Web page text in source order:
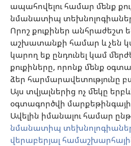
ապահովելու համար մենք
նմանատիպ տեխնոլոգիաներ
Որոշ քուքիներ անհրաժեշտ
աշխատանքի համար և չեն
կարող եք ընդունել կամ
քուքիները, որոնք մենք
ձեր հարմարավետությունը
Այս տվյալներից ոչ մեկը
օգտագործվի
Ավելին իմանալու համար
նմանատիպ
վերաբերյալ
Նվիրատվություններ
(բացվում
է
նոր
պատուհան)
Դիտարանի ՕՆԼԱՅՆ
(բացվում
է
նոր
պատուհան)
JW Hub
(բացվում
է
նոր
պատուհան)
JW Library® հավելված
Watchtower Library